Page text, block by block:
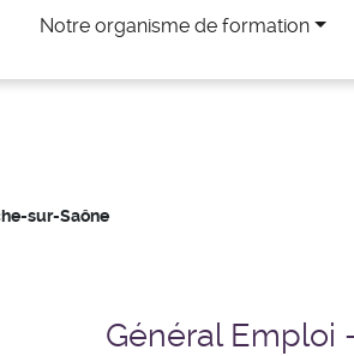
Notre organisme de formation
Général Emploi
sur-Saône